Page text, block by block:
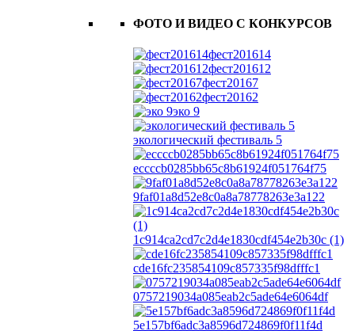
ФОТО И ВИДЕО С КОНКУРСОВ
фест201614
фест201612
фест20167
фест20162
эко 9
экологический фестиваль 5
eccccb0285bb65c8b61924f051764f75
9faf01a8d52e8c0a8a78778263e3a122
1c914ca2cd7c2d4e1830cdf454e2b30c (1)
cde16fc235854109c857335f98dfffc1
0757219034a085eab2c5ade64e6064df
5e157bf6adc3a8596d724869f0f11f4d